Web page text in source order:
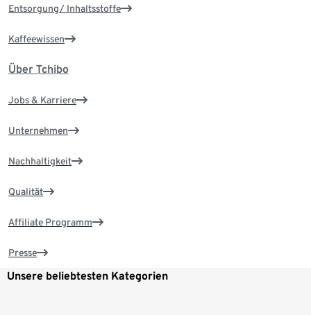
Entsorgung/ Inhaltsstoffe
Kaffeewissen
Über Tchibo
Jobs & Karriere
Unternehmen
Nachhaltigkeit
Qualität
Affiliate Programm
Presse
Unsere beliebtesten Kategorien